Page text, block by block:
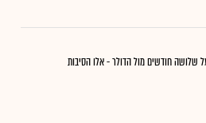
חודשים מול הדולר - אלו הסיבות